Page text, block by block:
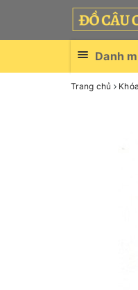
Danh
Trang chủ Khóa